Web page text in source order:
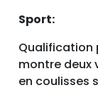
Sport:
Qualification
montre deux
en coulisses